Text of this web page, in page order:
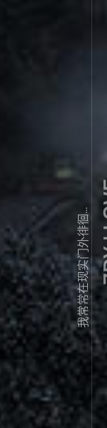
我常常在现实门外徘徊...